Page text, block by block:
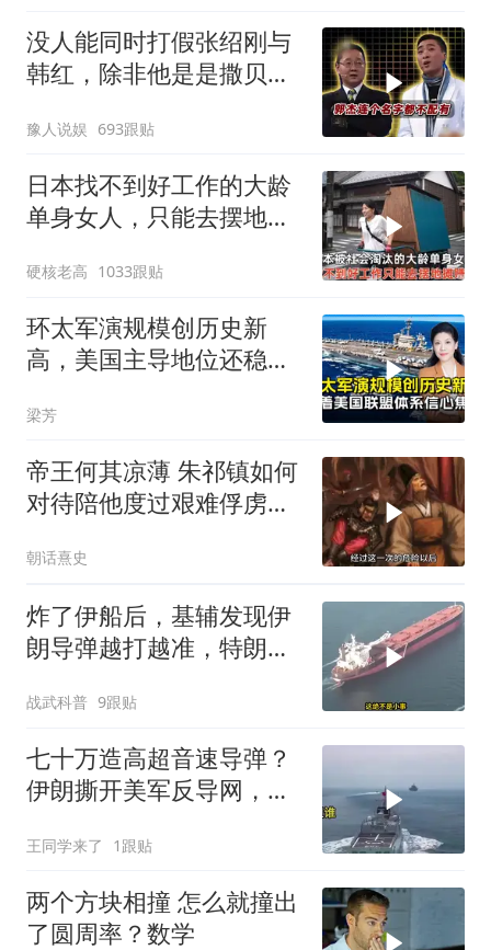
没人能同时打假张绍刚与
韩红，除非他是是撒贝
豫人说娱 693跟贴
日本找不到好工作的大龄
单身女人，只能去摆地
硬核老高 1033跟贴
环太军演规模创历史新
高，美国主导地位还稳得
梁芳
帝王何其凉薄 朱祁镇如何
对待陪他度过艰难俘虏生
朝话熹史
炸了伊船后，基辅发现伊
朗导弹越打越准，特朗普
战武科普 9跟贴
七十万造高超音速导弹？
伊朗撕开美军反导网，炸
王同学来了 1跟贴
两个方块相撞 怎么就撞出
了圆周率？数学